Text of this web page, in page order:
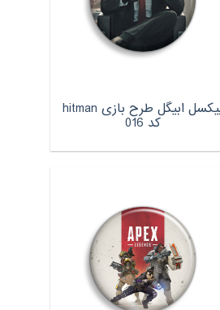
پیکسل ابیگل طرح بازی hitman
کد 016